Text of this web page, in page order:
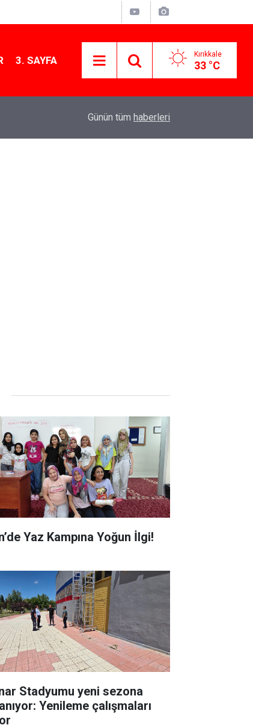
3. SAYFA Kırıkkale
33 °C
MKE’nin Yerli Savunma Teknolojileri Dünya
Günün tüm haberleri
Yaz Kampına Yoğun İlgi!
Stadyumu yeni sezona
Yenileme çalışmaları